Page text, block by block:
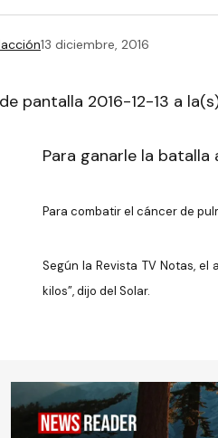
13 diciembre, 2016
Para ganarle la batalla
Para combatir el cáncer de
Según la Revista TV Notas,
kilos”, dijo del Solar.